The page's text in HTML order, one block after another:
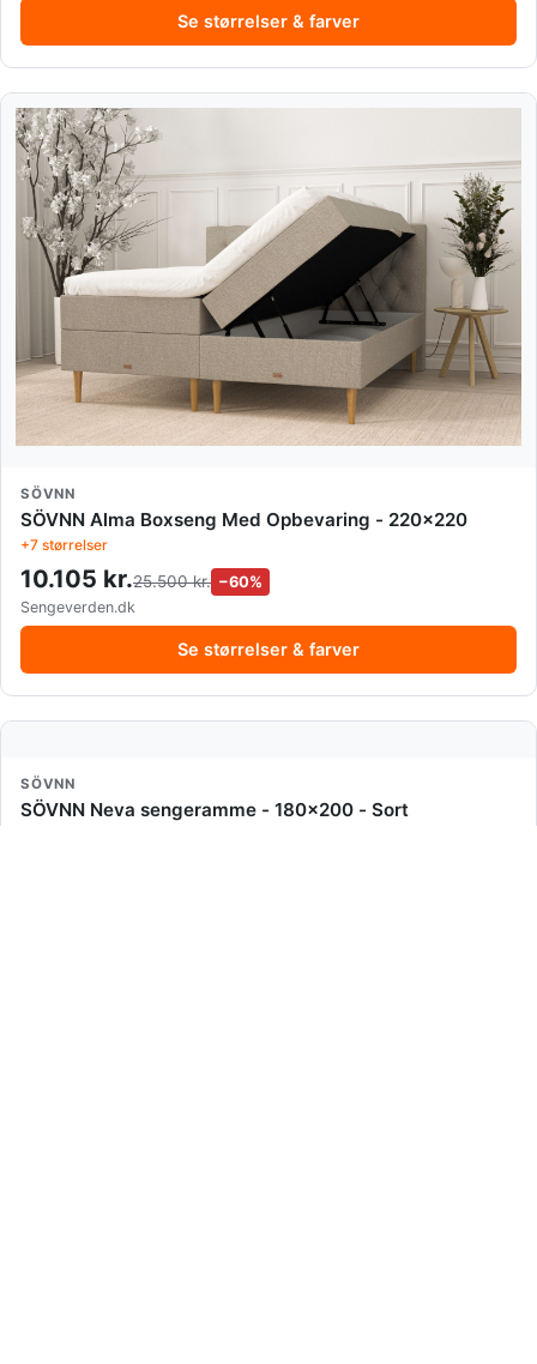
Se størrelser & farver
SÖVNN
SÖVNN Alma Boxseng Med Opbevaring - 220x220
+7 størrelser
10.105 kr.25.500 kr. −60%
Sengeverden.dk
Se størrelser & farver